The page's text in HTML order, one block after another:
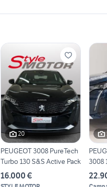
20
PEUGEOT 3008 PureTech
Turbo 130 S&S Active Pack
16.000 €
3008